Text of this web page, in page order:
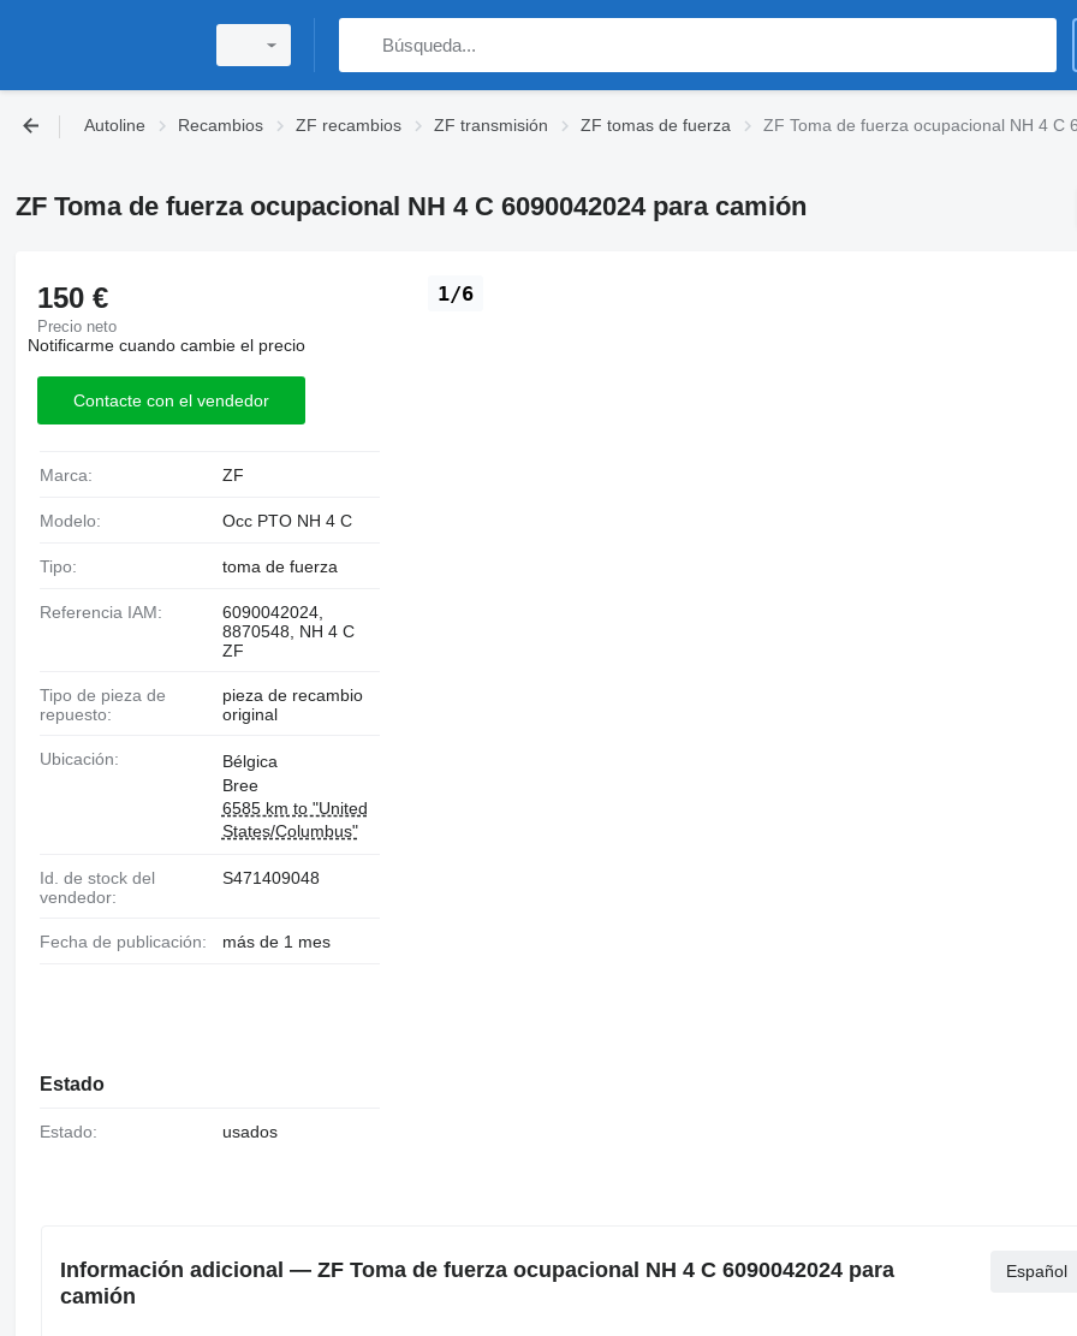
Autoline Recambios ZF recambios ZF transmisión ZF tomas de fuerza ZF Toma de fuerza ocupacional NH 4 C
ZF Toma de fuerza ocupacional NH 4 C 6090042024 para camión
1/6
150 €
Precio neto
Notificarme cuando cambie el precio
Contacte con el vendedor
Marca: ZF
Modelo: Occ PTO NH 4 C
Tipo: toma de fuerza
Referencia IAM:
6090042024,
8870548, NH 4 C
ZF
Tipo de pieza de
repuesto:
pieza de recambio
original
Ubicación:
Bélgica
Bree
6585 km to "United
States/Columbus"
Id. de stock del
vendedor:
S471409048
Fecha de publicación: más de 1 mes
Estado
Estado: usados
Información adicional — ZF Toma de fuerza ocupacional NH 4 C 6090042024 para
camión
Español